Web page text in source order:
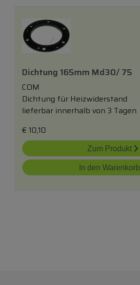
Dichtung 165mm Md30/ 75
COM
Dichtung für Heizwiderstand
lieferbar innerhalb von 3 Tagen
€ 10,10
Zum Produkt
In den Warenkorb